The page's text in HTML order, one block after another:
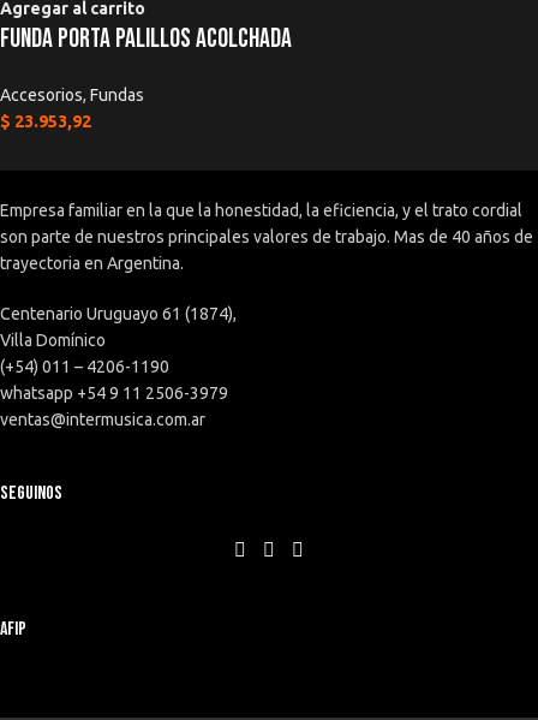
Agregar al carrito
Funda Porta Palillos Acolchada
Accesorios, Fundas
$ 23.953,92
Empresa familiar en la que la honestidad, la eficiencia, y el trato cordial
son parte de nuestros principales valores de trabajo. Mas de 40 años de
trayectoria en Argentina.
Centenario Uruguayo 61 (1874),
Villa Domínico
(+54) 011 – 4206-1190
whatsapp +54 9 11 2506-3979
ventas@intermusica.com.ar
SEGUINOS
AFIP